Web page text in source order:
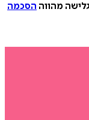
מהווה הסכמה